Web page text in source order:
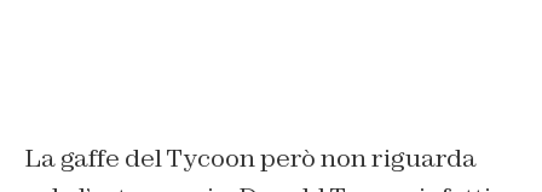
La gaffe del Tycoon però non riguarda